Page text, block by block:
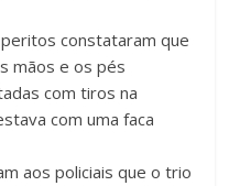
constataram que
mãos e os pés
com tiros na
com uma faca
aos policiais que o trio